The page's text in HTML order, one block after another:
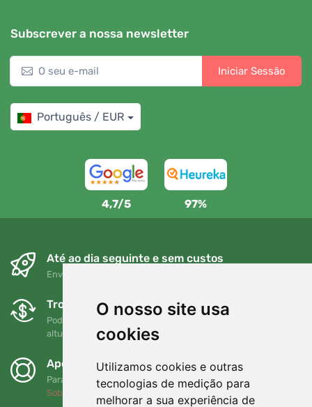
O nosso site usa
cookies
Utilizamos cookies e outras
tecnologias de medição para
melhorar a sua experiência de
Subscrever a nossa newsletter
Iniciar Sessão
Português / EUR
4,7/5 97%
Até ao dia seguinte e sem custos
Envio gratuito para encomendas superiores a 80 EUR
Trocas e devoluções gratuitas
Pode devolver ou trocar a sua encomenda em qualquer
altura no prazo de 90 dias
Apoiamos a Trees.org
Para cada encomenda plantamos uma árvore! Leia mais
Sobre nós